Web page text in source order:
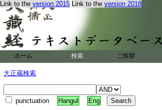
Link to the version 2015 Link to the version 2018
ホーム 検索 ご挨拶
大正蔵検索
punctuation Hangul Eng